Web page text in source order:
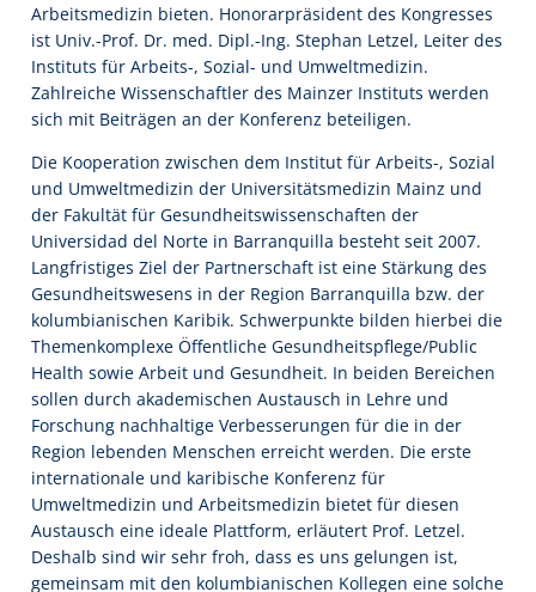
Arbeitsmedizin bieten. Honorarpräsident des Kongresses
ist Univ.-Prof. Dr. med. Dipl.-Ing. Stephan Letzel, Leiter des
Instituts für Arbeits-, Sozial- und Umweltmedizin.
Zahlreiche Wissenschaftler des Mainzer Instituts werden
sich mit Beiträgen an der Konferenz beteiligen.
Die Kooperation zwischen dem Institut für Arbeits-, Sozial
und Umweltmedizin der Universitätsmedizin Mainz und
der Fakultät für Gesundheitswissenschaften der
Universidad del Norte in Barranquilla besteht seit 2007.
Langfristiges Ziel der Partnerschaft ist eine Stärkung des
Gesundheitswesens in der Region Barranquilla bzw. der
kolumbianischen Karibik. Schwerpunkte bilden hierbei die
Themenkomplexe Öffentliche Gesundheitspflege/Public
Health sowie Arbeit und Gesundheit. In beiden Bereichen
sollen durch akademischen Austausch in Lehre und
Forschung nachhaltige Verbesserungen für die in der
Region lebenden Menschen erreicht werden. Die erste
internationale und karibische Konferenz für
Umweltmedizin und Arbeitsmedizin bietet für diesen
Austausch eine ideale Plattform, erläutert Prof. Letzel.
Deshalb sind wir sehr froh, dass es uns gelungen ist,
gemeinsam mit den kolumbianischen Kollegen eine solche